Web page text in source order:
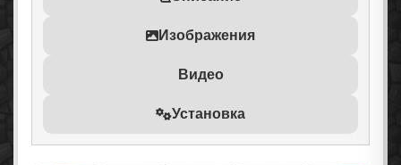
Изображения
Видео
Установка